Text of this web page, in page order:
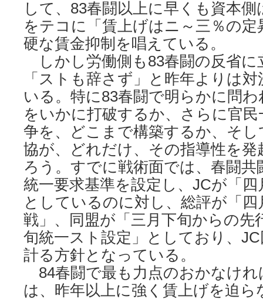
して、83春闘以上に早くも資本
をテコに「賃上げはニ～三％の
硬な賃金抑制を唱えている。
しかし労働側も83春闘の反省に
「ストも辞さず」と昨年よりは
いる。特に83春闘で明らかに問
をいかに打破するか、さらに官
争を、どこまで構築するか、そ
協が、どれだけ、その指導性を
ろう。すでに戦術面では、春闘共
統一要求基準を設定し、JCが「
としているのに対し、総評が「
戦」、同盟が「三月下旬からの先
旬統一スト設定」としており、
計る方針となっている。
84春闘で最も力点のおかなけれ
は、昨年以上に強く賃上げを迫